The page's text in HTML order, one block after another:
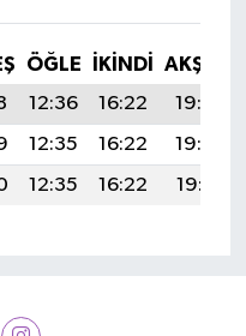
ÖĞLE İKINDI
AKŞAM
12:36 16:22
19:33
12:35 16:22
19:32
12:35 16:22 19:31